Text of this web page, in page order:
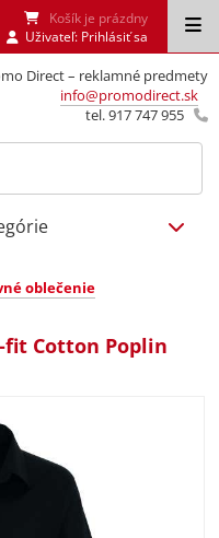
Direct – reklamné predmety
info@promodirect.sk
tel. 917 747 955
Košík je prázdny
Uživateľ: Prihlásiť sa
oblečenie
fit Cotton Poplin